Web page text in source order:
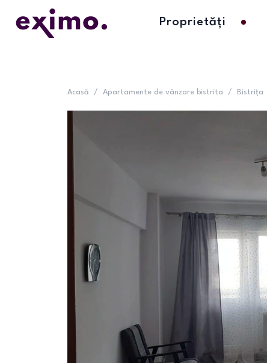
Proprietăți
Acasă / Apartamente de vânzare bistrita / Bistrița